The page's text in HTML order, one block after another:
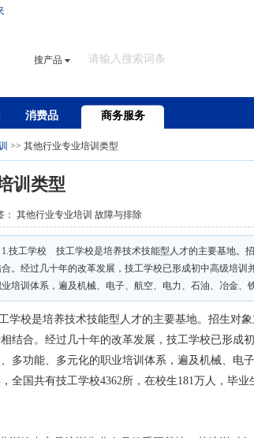
搜产品
消费品 商务服务
>> 其他行业专业培训类型
训类型
： 其他行业专业培训 故障与排除
工学校 技工学校是培养技术技能型人才的主要基地。
。经过几十年的改革发展，技工学校已形成初中高级培
培训体系，遍及机械、电子、航空、电力、石油、冶金、
是培养技术技能型人才的主要基地。招生对象
结合。经过几十年的改革发展，技工学校已形成
多功能、多元化的职业培训体系，遍及机械、电
全国共有技工学校4362所，在校生181万人，毕业